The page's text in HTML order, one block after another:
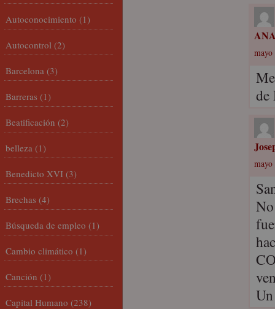
mayo
de
mayo
Autoconocimiento (1)
Autocontrol (2)
Barcelona (3)
Barreras (1)
Beatificación (2)
belleza (1)
Benedicto XVI (3)
Brechas (4)
Búsqueda de empleo (1)
Cambio climático (1)
Canción (1)
Capital Humano (238)